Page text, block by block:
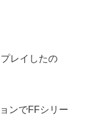
レイしたの
ンでFFシリー